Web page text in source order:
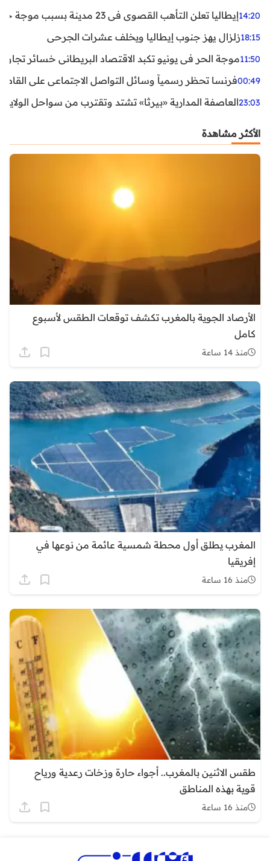
14:20إيطاليا تعلن التأهب القصوى في 23 مدينة بسبب موجة حر شديدة
18:15زلزال يهز جنوب إيطاليا ويخلف عشرات الجرحى
11:50موجة الحر في يونيو تكبد الاقتصاد البريطاني خسائر تجاوزت 1.5 مليار
00:49فرنسا تحظر رسمياً وسائل التواصل الاجتماعي على القاصرين
23:03العاصفة المدارية «بيرثا» تشتد وتقترب من سواحل
الأكثر مشاهدة
الأرصاد الجوية بالمغرب تكشف توقعات الطقس لأسبوع
كامل
منذ 14 ساعة
المغرب يطلق أول محطة شمسية عائمة من نوعها في
إفريقيا
منذ 16 ساعة
طقس الاثنين بالمغرب.. أجواء حارة وزخات رعدية ورياح
قوية بهذه المناطق
منذ 16 ساعة